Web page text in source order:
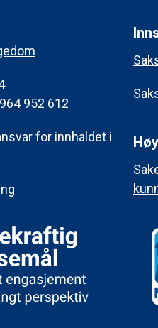
952 612
for innhaldet i